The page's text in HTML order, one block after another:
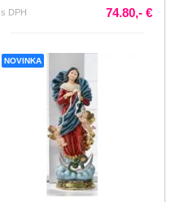
s DPH 74.80,- €
NOVINKA